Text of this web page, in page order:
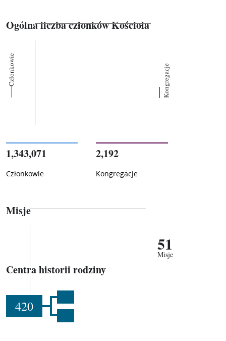
Ogólna liczba członków Kościoła
Członkowie Kongregacje
1,343,071
Członkowie
2,192
Kongregacje
Misje
51
Misje
Centra historii rodziny
420